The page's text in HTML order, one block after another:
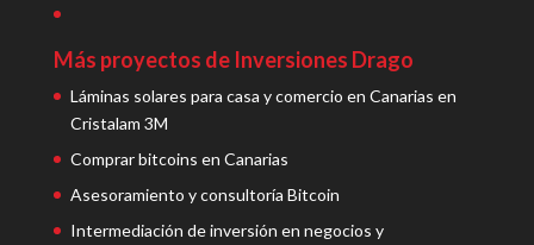
Más proyectos de Inversiones Drago
Láminas solares para casa y comercio en Canarias en
Cristalam 3M
Comprar bitcoins en Canarias
Asesoramiento y consultoría Bitcoin
Intermediación de inversión en negocios y